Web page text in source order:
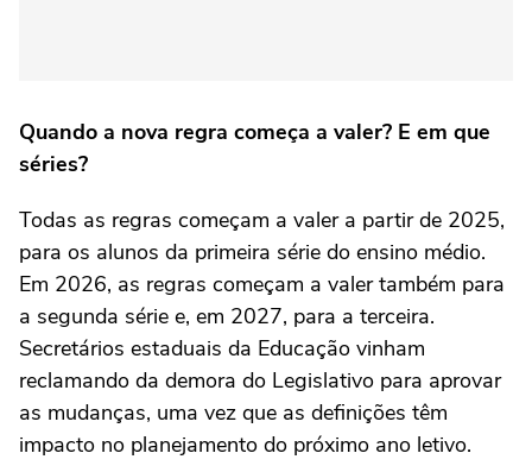
Quando a nova regra começa a valer? E em que
séries?
Todas as regras começam a valer a partir de 2025,
para os alunos da primeira série do ensino médio.
Em 2026, as regras começam a valer também para
a segunda série e, em 2027, para a terceira.
Secretários estaduais da Educação vinham
reclamando da demora do Legislativo para aprovar
as mudanças, uma vez que as definições têm
impacto no planejamento do próximo ano letivo.